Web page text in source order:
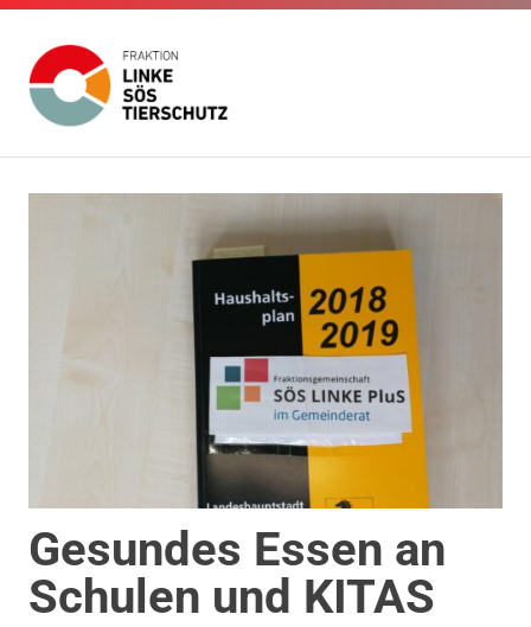
Inhalt
Linke
SÖS
Tierschutz
Fraktion
Stuttgart
Gesundes Essen an
Schulen und KITAS